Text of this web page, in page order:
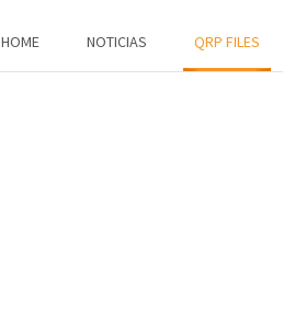
HOME NOTICIAS QRP FILES